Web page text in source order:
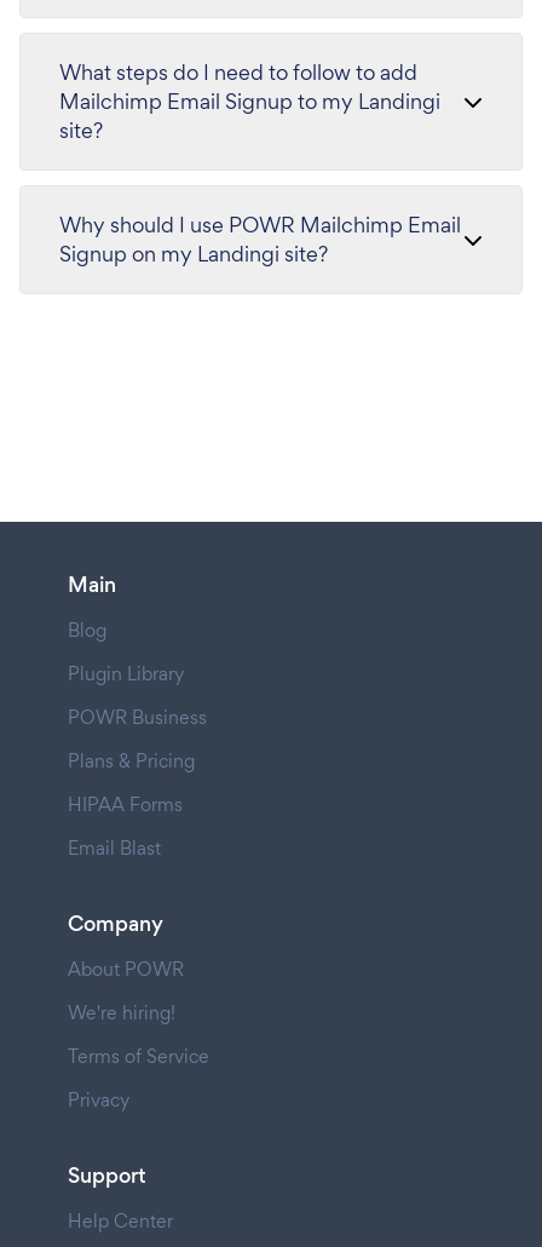
What steps do I need to follow to add
Mailchimp Email Signup to my Landingi
site?
Why should I use POWR Mailchimp Email
Signup on my Landingi site?
Main
Blog
Plugin Library
POWR Business
Plans & Pricing
HIPAA Forms
Email Blast
Company
About POWR
We're hiring!
Terms of Service
Privacy
Support
Help Center